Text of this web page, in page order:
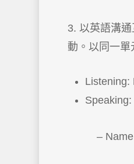
3. 以英語溝
動。以同一單
Listening:
Speaking:
– Name